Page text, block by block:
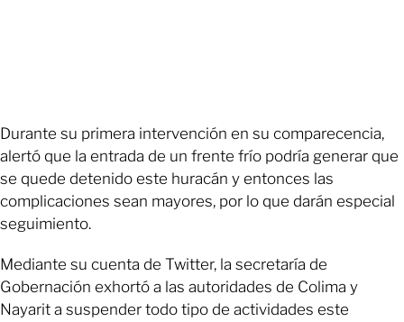
Durante su primera intervención en su comparecencia,
alertó que la entrada de un frente frío podría generar que
se quede detenido este huracán y entonces las
complicaciones sean mayores, por lo que darán especial
seguimiento.
Mediante su cuenta de Twitter, la secretaría de
Gobernación exhortó a las autoridades de Colima y
Nayarit a suspender todo tipo de actividades este